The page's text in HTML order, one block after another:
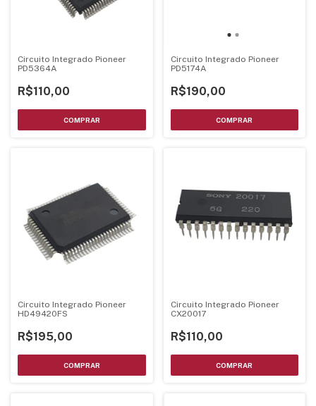
Circuito Integrado Pioneer
PD5364A
R$110,00
Circuito Integrado Pioneer
PD5174A
R$190,00
Circuito Integrado Pioneer
HD49420FS
R$195,00
Circuito Integrado Pioneer
CX20017
R$110,00